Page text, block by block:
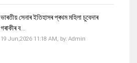
ভাৰতীয় সেনাৰ ইতিহাসৰ প্ৰথম মহিলা চুবেদাৰ
গৰাকীৰ ব...
19 Jun,2026 11:18 AM, by: Admin